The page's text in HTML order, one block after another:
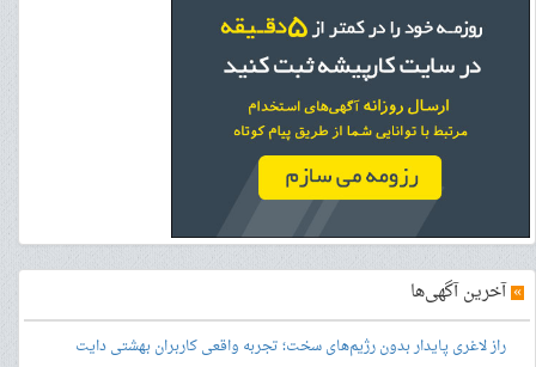
»آخرین آگهی‌ها
راز لاغری پایدار بدون رژیم‌های سخت؛ تجربه واقعی کاربران بهشتی دایت